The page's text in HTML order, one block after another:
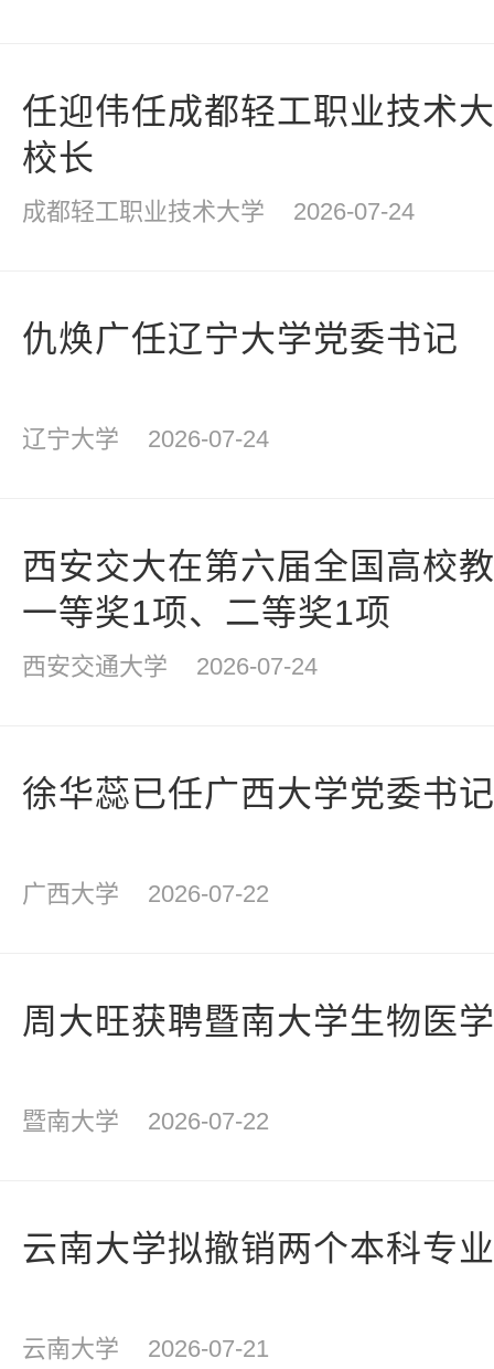
任迎伟任成都轻工职业技术
校长
成都轻工职业技术大学 2026-07-24
仇焕广任辽宁大学党委书记
辽宁大学 2026-07-24
西安交大在第六届全国高校
一等奖1项、二等奖1项
西安交通大学 2026-07-24
徐华蕊已任广西大学党委书记
广西大学 2026-07-22
周大旺获聘暨南大学生物医
暨南大学 2026-07-22
云南大学拟撤销两个本科专业
云南大学 2026-07-21